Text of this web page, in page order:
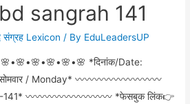
sangrah 141
संग्रह Lexicon / By EduLeadersUP
*दिनांक/Date:
/ Monday* 〰️〰️〰️〰️〰️〰️〰️〰️〰️
141* 〰️〰️〰️〰️〰️〰️〰️〰️〰️ *फेसबुक लिंक👉